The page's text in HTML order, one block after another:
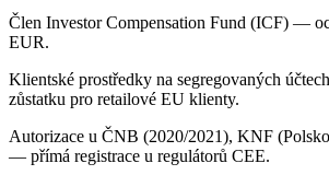
Člen Investor Compensation Fund (ICF) —
EUR.
Klientské prostředky na segregovaných
zůstatku pro retailové EU klienty.
Autorizace u ČNB (2020/2021), KNF
— přímá registrace u regulátorů CEE.